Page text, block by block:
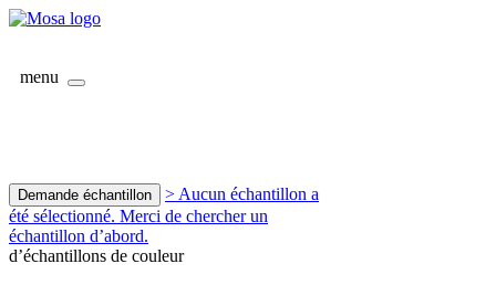
menu
Demande échantillon
> Aucun échantillon a
été sélectionné. Merci de chercher un
échantillon d’abord.
d’échantillons de couleur